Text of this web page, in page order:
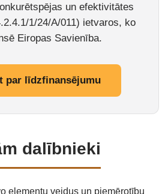
un efektivitātes
1/24/A/011) ietvaros, ko
Eiropas Savienība.
par līdzfinansējumu
dalībnieki
elementu veidus un piemērotību